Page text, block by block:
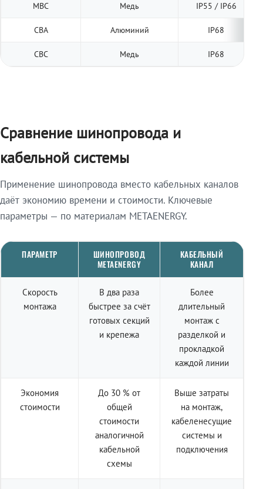
МВС Медь IP55 / IP66
СВА Алюминий IP68
СВС Медь IP68
Сравнение шинопровода и
кабельной системы
Применение шинопровода вместо кабельных каналов
даёт экономию времени и стоимости. Ключевые
параметры — по материалам METAENERGY.
ПАРАМЕТР
ШИНОПРОВОД
METAENERGY
КАБЕЛЬНЫЙ
КАНАЛ
Скорость
монтажа
В два раза
быстрее за счёт
готовых секций
и крепежа
Более
длительный
монтаж с
разделкой и
прокладкой
каждой линии
Экономия
стоимости
До 30 % от
общей
стоимости
аналогичной
кабельной
схемы
Выше затраты
на монтаж,
кабеленесущие
системы и
подключения